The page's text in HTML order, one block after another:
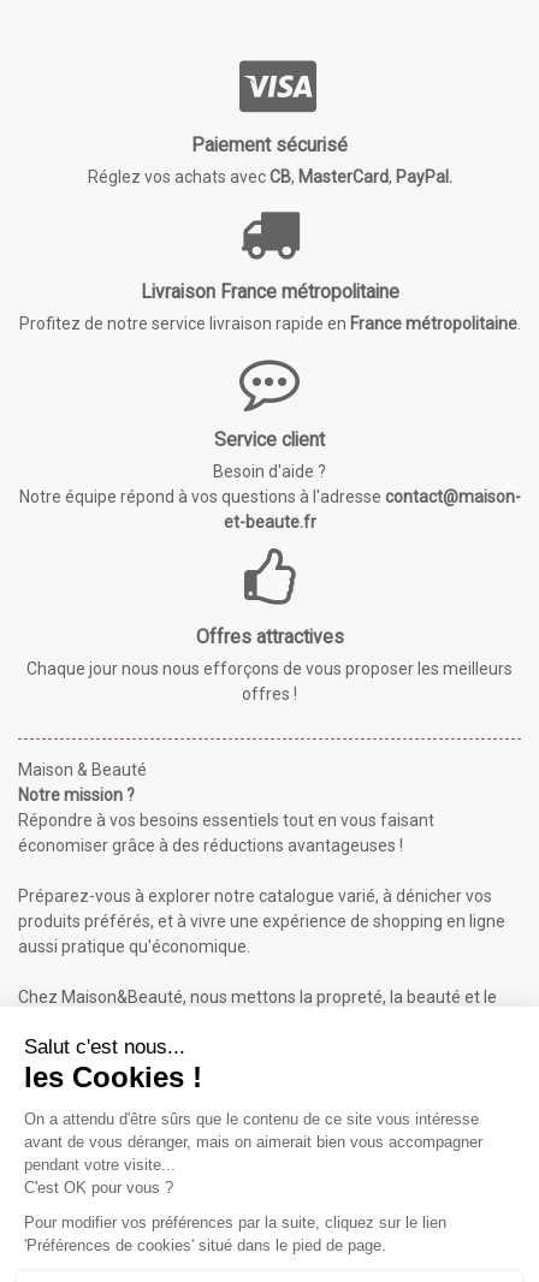
Paiement sécurisé
Réglez vos achats avecCB, MasterCard, PayPal.
Livraison France métropolitaine
Profitez de notre service livraison rapide en France métropolitaine.
Service client
Besoin d'aide ?
Notre équipe répond à vos questions à l'adresse contact@maison-
et-beaute.fr
Offres attractives
Chaque jour nous nous efforçons de vous proposer les meilleurs
offres !
Maison & Beauté
Notre mission ?
Répondre à vos besoins essentiels tout en vous faisant
économiser grâce à des réductions avantageuses !
Préparez-vous à explorer notre catalogue varié, à dénicher vos
produits préférés, et à vivre une expérience de shopping en ligne
aussi pratique qu'économique.
Chez Maison&Beauté, nous mettons la propreté, la beauté et le
Maison & Beauté : Informations
À propos de nous
Conditions générales de vente (CGV)
Plan du site
Contactez-nous
Inscrivez-vous à notre Newsletter